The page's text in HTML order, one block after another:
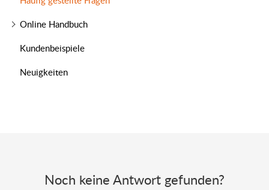
Online Handbuch
Kundenbeispiele
Neuigkeiten
Noch keine Antwort gefunden?